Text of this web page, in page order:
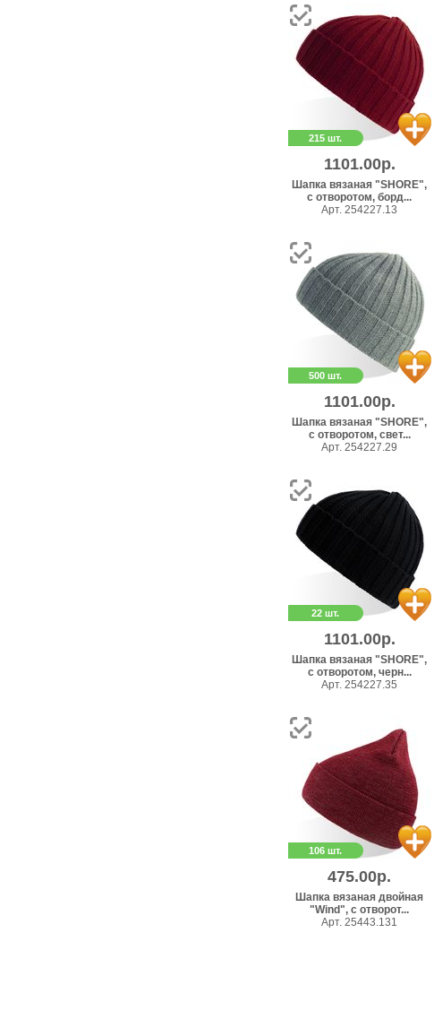
215 шт.
1101.00р.
Шапка вязаная "SHORE",
с отворотом, борд...
Арт. 254227.13
500 шт.
1101.00р.
Шапка вязаная "SHORE",
с отворотом, свет...
Арт. 254227.29
22 шт.
1101.00р.
Шапка вязаная "SHORE",
с отворотом, черн...
Арт. 254227.35
106 шт.
475.00р.
Шапка вязаная двойная
"Wind", с отворот...
Арт. 25443.131